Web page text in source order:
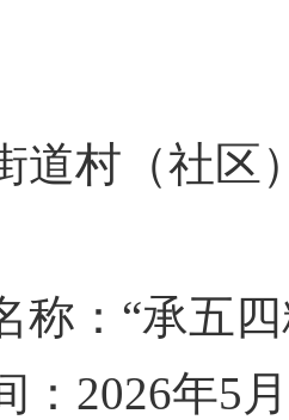
道村（社区
称：“承五
2026年5